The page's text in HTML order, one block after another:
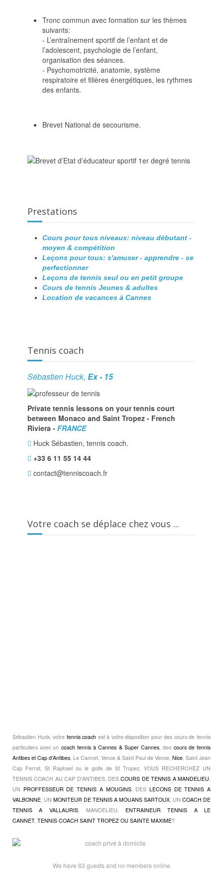
Tronc commun avec formation sur les thèmes
suivants:
- L’entraînement sportif de l’enfant et de
l’adolescent, psychologie de l’enfant,
organisation des séances.
- Psychomotricité, anatomie, système
respiratoire et filières énergétiques, les rythmes
des enfants.
Brevet National de secourisme.
Prestations
Cours pour tous niveaux: niveau débutant -
moyen & compétition
Leçons pour tous: s'amuser - apprendre - se
perfectionner
Leçons de tennis seul ou en petit groupe
Cours de tennis Jeunes & adultes
Location de vacances à Cannes
Tennis coach
Sébastien Huck, Ex - 15
Private tennis lessons on your tennis court
between Monaco and Saint Tropez - French
Riviera - FRANCE
Huck Sébastien, tennis coach.
+33 6 11 55 14 44
contact@tenniscoach.fr
Votre coach se déplace chez vous ...
Sébastien Huck, votre tennis coach est à votre disposition pour des cours de tennis
particuliers avec un coach tennis à Cannes & Super Cannes , des cours de tennis
Antibes et Cap d'Antibes , Le Cannet, Vence & Saint Paul de Vence, Nice , Saint Jean
Cap Ferrat, St Raphael ou le golfe de St Tropez. VOUS RECHERCHEZ UN
TENNIS COACH AU CAP D'ANTIBES, DESCOURS DE TENNIS A MANDELIEU
UN PROFFESSEUR DE TENNIS A MOUGINS, DES LECONS DE TENNIS A
VALBONNE , UN MONITEUR DE TENNIS A MOUANS SARTOUX , UN COACH DE
TENNIS A VALLAURIS, MANDELIEU, ENTRAINEUR TENNIS A LE
CANNET, TENNIS COACH SAINT TROPEZ OU SAINTE MAXIME?
We have 63 guests and no members online